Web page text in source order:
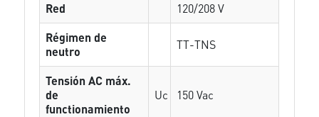
Red
120/208 V
Régimen de
neutro
TT-TNS
Tensión AC máx.
de
functionamiento
Uc 150 Vac